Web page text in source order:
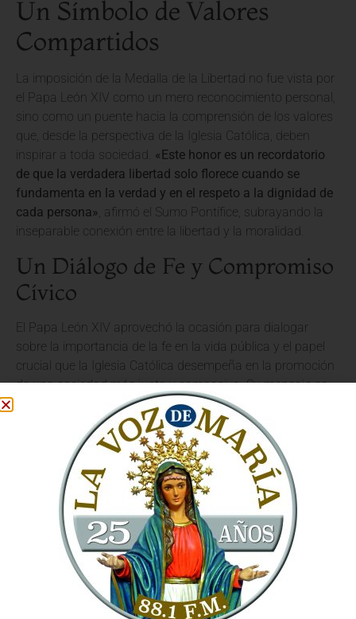
Un Símbolo de Valores
Compartidos
La imposición de la Medalla de la Libertad no fue vista por
el Papa León XIV como un mero reconocimiento personal,
sino como un puente hacia la comprensión de los valores
que, desde la perspectiva de la Iglesia Católica, deben
inspirar a toda sociedad. «Este honor es un recordatorio
de que la verdadera libertad solo florece cuando se
fundamenta en la verdad y en el respeto a la dignidad de
cada persona», afirmó el Sumo Pontífice, subrayando la
inseparable conexión entre la libertad y la moralidad.
Un Diálogo de Fe y Compromiso
Cívico
El Papa León XIV aprovechó la ocasión para dialogar
sobre la importancia de la fe en la vida pública y el papel
crucial que la Iglesia Católica desempeña en la promoción
de una sociedad más justa y compasiva. Su mensaje se
centró en la necesidad de que los ideales fundacionales de
Estados Unidos, aquellos que buscan el bien común y la
protección de los más vulnerables, sean revitalizados y
vividos con un renovado fervor espiritual.
«La misión de la Iglesia es llevar el Evangelio a todos los
rincones del mundo, y esto incluye inspirar un
compromiso cívico que refleje los valores del Reino de
, expresó el Santo Padre. Subrayó que la
evangelización no se limita a la proclamación de la fe, sino
que también implica ser un agente de transformación
social, promoviendo la justicia, la paz y la solidaridad.